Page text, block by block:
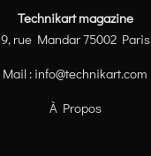
Technikart magazine
9, rue Mandar 75002 Paris
Mail : info@technikart.com
À Propos